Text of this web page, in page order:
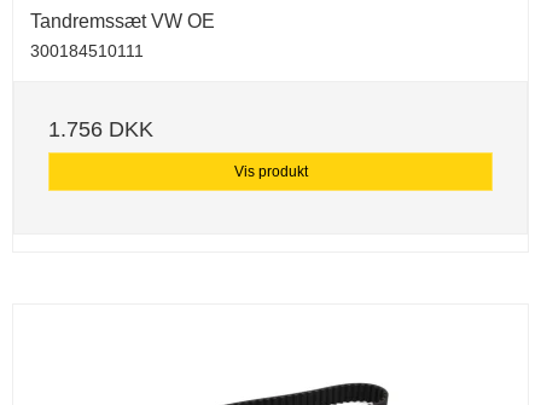
Tandremssæt VW OE
300184510111
1.756 DKK
Vis produkt